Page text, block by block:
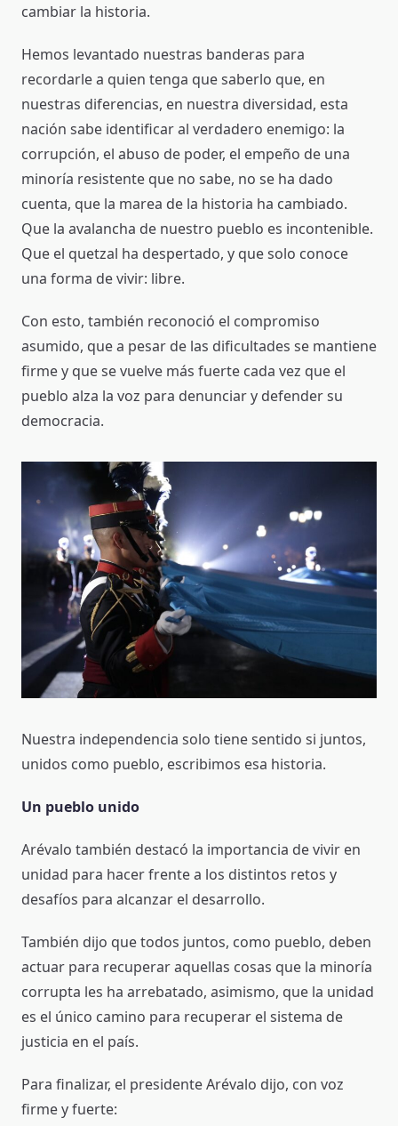
cambiar la historia.
Hemos levantado nuestras banderas para
recordarle a quien tenga que saberlo que, en
nuestras diferencias, en nuestra diversidad, esta
nación sabe identificar al verdadero enemigo: la
corrupción, el abuso de poder, el empeño de una
minoría resistente que no sabe, no se ha dado
cuenta, que la marea de la historia ha cambiado.
Que la avalancha de nuestro pueblo es incontenible.
Que el quetzal ha despertado, y que solo conoce
una forma de vivir: libre.
Con esto, también reconoció el compromiso
asumido, que a pesar de las dificultades se mantiene
firme y que se vuelve más fuerte cada vez que el
pueblo alza la voz para denunciar y defender su
democracia.
Nuestra independencia solo tiene sentido si juntos,
unidos como pueblo, escribimos esa historia.
Un pueblo unido
Arévalo también destacó la importancia de vivir en
unidad para hacer frente a los distintos retos y
desafíos para alcanzar el desarrollo.
También dijo que todos juntos, como pueblo, deben
actuar para recuperar aquellas cosas que la minoría
corrupta les ha arrebatado, asimismo, que la unidad
es el único camino para recuperar el sistema de
justicia en el país.
Para finalizar, el presidente Arévalo dijo, con voz
firme y fuerte: